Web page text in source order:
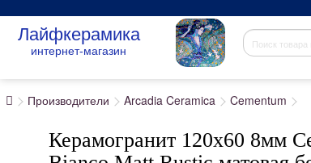
Лайфкерамика
интернет-магазин
Производители Arcadia Ceramica Cementum
Керамогранит 120x60 8мм